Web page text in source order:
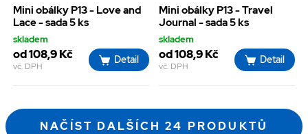
Mini obálky P13 - Love and
Lace - sada 5 ks
skladem
od 108,9 Kč
vč. DPH
Detail
Mini obálky P13 - Travel
Journal - sada 5 ks
skladem
od 108,9 Kč
vč. DPH
Detail
NAČÍST DALŠÍCH 24 PRODUKTŮ